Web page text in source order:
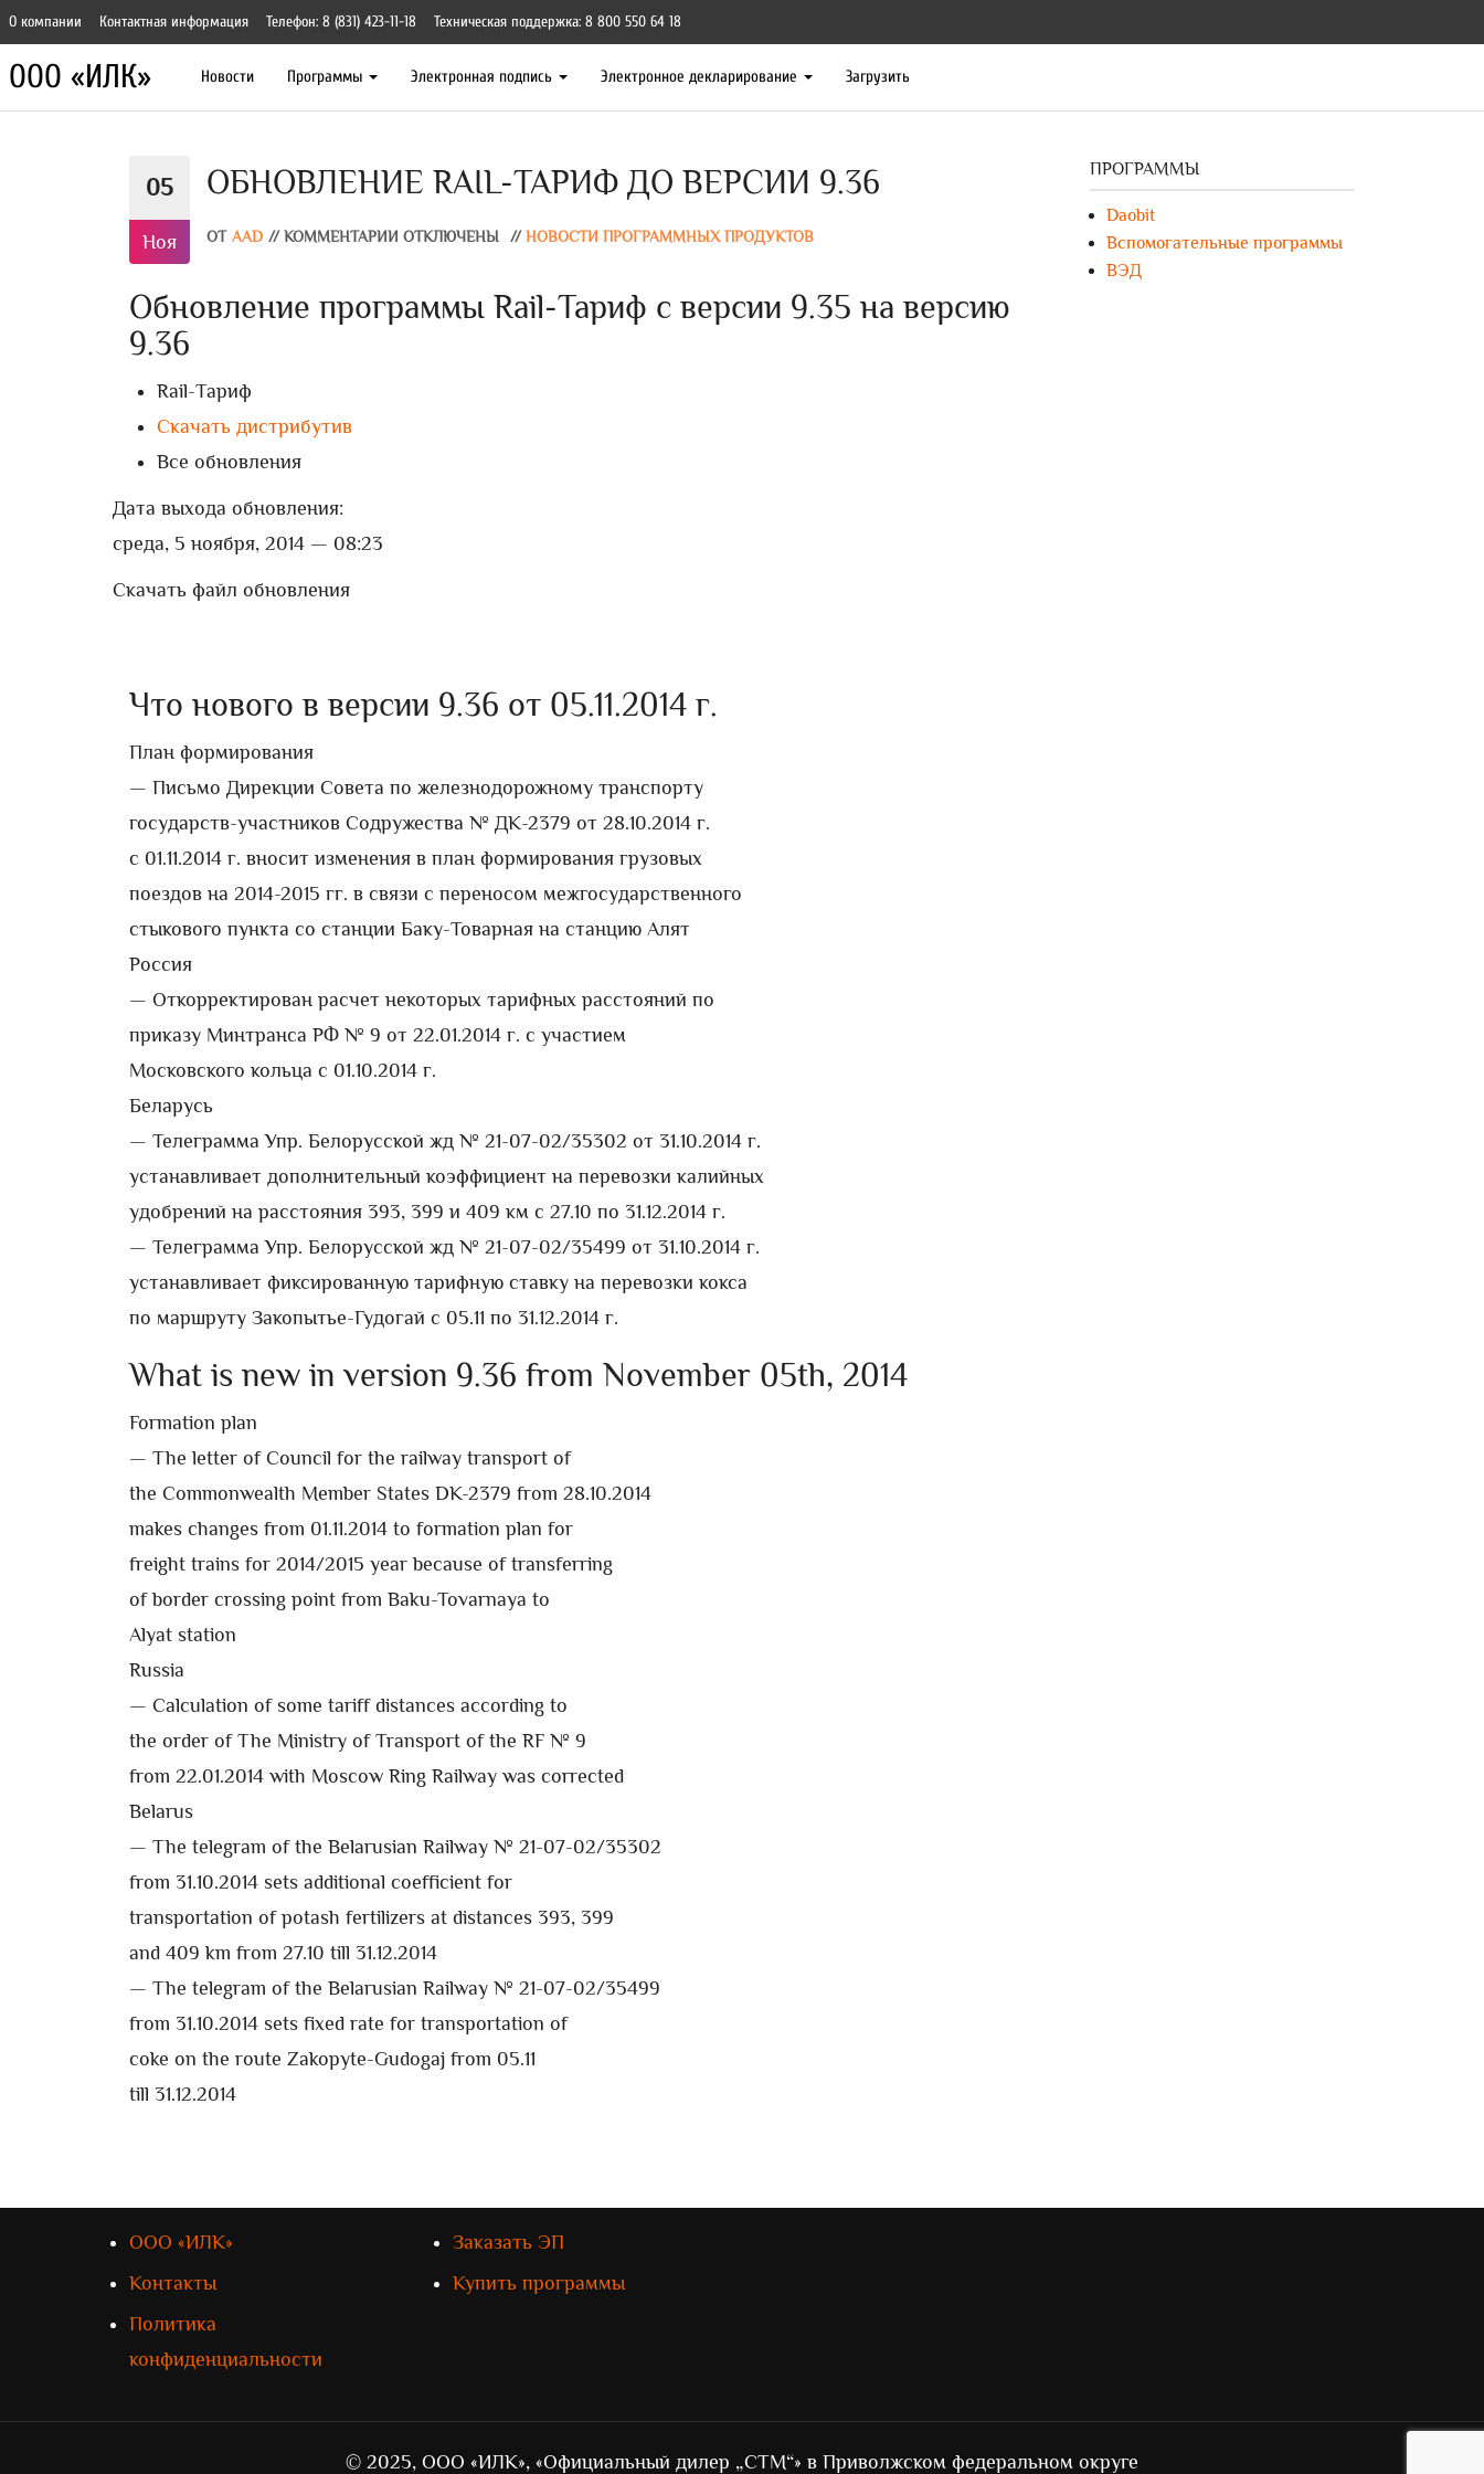
О компании Контактная информация Телефон: 8 (831) 423-11-18 Техническая поддержка: 8 800 550 64 18
ООО «ИЛК» Новости Программы Электронная подпись Электронное декларирование Загрузить
05
Ноя
ОБНОВЛЕНИЕ RAIL-ТАРИФ ДО ВЕРСИИ 9.36
ОТ AAD // КОММЕНТАРИИ ОТКЛЮЧЕНЫ // НОВОСТИ ПРОГРАММНЫХ ПРОДУКТОВ
Обновление программы Rail-Тариф с версии 9.35 на версию
9.36
Rail-Тариф
Скачать дистрибутив
Все обновления
Дата выхода обновления:
среда, 5 ноября, 2014 — 08:23
Скачать файл обновления
Что нового в версии 9.36 от 05.11.2014 г.
План формирования
— Письмо Дирекции Совета по железнодорожному транспорту
государств-участников Содружества № ДК-2379 от 28.10.2014 г.
c 01.11.2014 г. вносит изменения в план формирования грузовых
поездов на 2014-2015 гг. в связи с переносом межгосударственного
стыкового пункта со станции Баку-Товарная на станцию Алят
Россия
— Откорректирован расчет некоторых тарифных расстояний по
приказу Минтранса РФ № 9 от 22.01.2014 г. с участием
Московского кольца с 01.10.2014 г.
Беларусь
— Телеграмма Упр. Белорусской жд № 21-07-02/35302 от 31.10.2014 г.
устанавливает дополнительный коэффициент на перевозки калийных
удобрений на расстояния 393, 399 и 409 км с 27.10 по 31.12.2014 г.
— Телеграмма Упр. Белорусской жд № 21-07-02/35499 от 31.10.2014 г.
устанавливает фиксированную тарифную ставку на перевозки кокса
по маршруту Закопытье-Гудогай с 05.11 по 31.12.2014 г.
What is new in version 9.36 from November 05th, 2014
Formation plan
— The letter of Council for the railway transport of
the Commonwealth Member States DK-2379 from 28.10.2014
makes changes from 01.11.2014 to formation plan for
freight trains for 2014/2015 year because of transferring
of border crossing point from Baku-Tovarnaya to
Alyat station
Russia
— Calculation of some tariff distances according to
the order of The Ministry of Transport of the RF № 9
from 22.01.2014 with Moscow Ring Railway was corrected
Belarus
— The telegram of the Belarusian Railway № 21-07-02/35302
from 31.10.2014 sets additional coefficient for
transportation of potash fertilizers at distances 393, 399
and 409 km from 27.10 till 31.12.2014
— The telegram of the Belarusian Railway № 21-07-02/35499
from 31.10.2014 sets fixed rate for transportation of
coke on the route Zakopyte-Gudogaj from 05.11
till 31.12.2014
ПРОГРАММЫ
Daobit
Вспомогательные программы
ВЭД
ООО «ИЛК»
Контакты
Политика
конфиденциальности
Заказать ЭП
Купить программы
© 2025, ООО «ИЛК», «Официальный дилер „СТМ“» в Приволжском федеральном округе